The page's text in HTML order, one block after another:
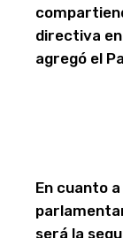
directiva en
agregó el
En cuanto
será la